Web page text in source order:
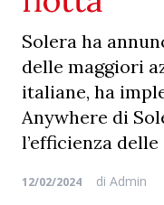
Solera ha
delle maggiori
italiane, ha
Anywhere di
l’efficienza
12/02/2024 di Admin